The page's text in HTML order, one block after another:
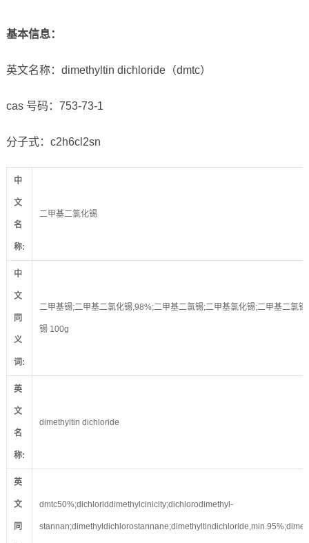
基本信息：
英文名称：dimethyltin dichloride（dmtc）
cas 号码：753-73-1
分子式：c2h6cl2sn
中
文
名
称:
二甲基二氯化锡
中
文
同
义
词 :
二甲基锡;二甲基二氯化锡,98%;二甲基二氯锡;二甲基氯化锡;二甲基二氯
锡 100g
英
文
名
称:
dimethyltin dichloride
英
文
同
dmtc50%;dichloriddimethylcinicity;dichlorodimethyl-